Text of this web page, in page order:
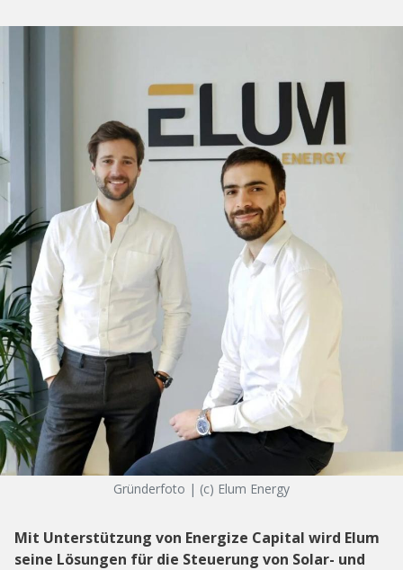
Gründerfoto | (c) Elum Energy
Mit Unterstützung von Energize Capital wird Elum
seine Lösungen für die Steuerung von Solar- und